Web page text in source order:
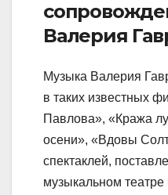
Валерия
Музыка Валерия
в таких известных
Павлова», «Кража
осени», «Вдовы
спектаклей,
музыкальном